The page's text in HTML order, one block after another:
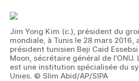
Jim Yong Kim (c.), président du
mondiale, à Tunis le 28 mars 2016,
président tunisien Beji Caid
Moon, sécrétaire général de
est une institution spécialisée du
Unies. © Slim Abid/AP/SIPA